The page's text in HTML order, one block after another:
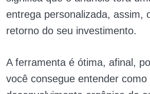
entrega personalizada, assim,
retorno do seu investimento.
A ferramenta é ótima, afinal,
você consegue entender como